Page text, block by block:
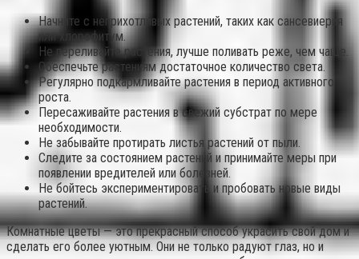
Начните с неприхотливых растений, таких как сансевиерия
или хлорофитум.
Не переливайте растения, лучше поливать реже, чем чаще.
Обеспечьте растениям достаточное количество света.
Регулярно подкармливайте растения в период активного
роста.
Пересаживайте растения в свежий субстрат по мере
необходимости.
Не забывайте протирать листья растений от пыли.
Следите за состоянием растений и принимайте меры при
появлении вредителей или болезней.
Не бойтесь экспериментировать и пробовать новые виды
растений.
Комнатные цветы — это прекрасный способ украсить свой дом и
сделать его более уютным. Они не только радуют глаз, но и